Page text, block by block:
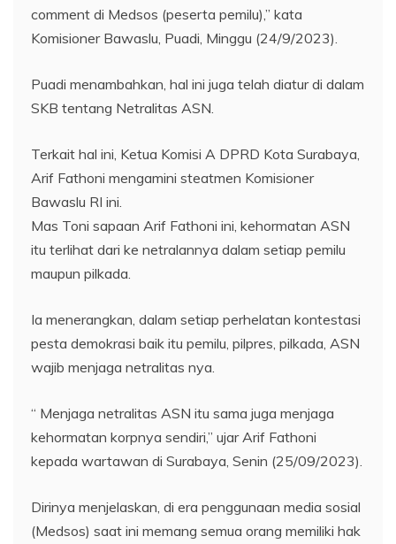
comment di Medsos (peserta pemilu),” kata
Komisioner Bawaslu, Puadi, Minggu (24/9/2023).
Puadi menambahkan, hal ini juga telah diatur di dalam
SKB tentang Netralitas ASN.
Terkait hal ini, Ketua Komisi A DPRD Kota Surabaya,
Arif Fathoni mengamini steatmen Komisioner
Bawaslu RI ini.
Mas Toni sapaan Arif Fathoni ini, kehormatan ASN
itu terlihat dari ke netralannya dalam setiap pemilu
maupun pilkada.
Ia menerangkan, dalam setiap perhelatan kontestasi
pesta demokrasi baik itu pemilu, pilpres, pilkada, ASN
wajib menjaga netralitas nya.
“ Menjaga netralitas ASN itu sama juga menjaga
kehormatan korpnya sendiri,” ujar Arif Fathoni
kepada wartawan di Surabaya, Senin (25/09/2023).
Dirinya menjelaskan, di era penggunaan media sosial
(Medsos) saat ini memang semua orang memiliki hak